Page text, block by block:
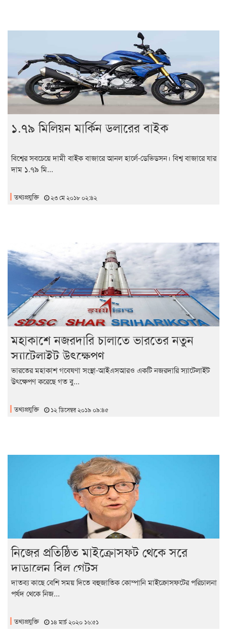
১.৭৯ মিলিয়ন মার্কিন ডলারের বাইক
বিশ্বের সবচেয়ে দামী বাইক বাজারে আনল হার্লে-ডেভিডসন। বিশ্ব বাজারে যার
দাম ১.৭৯ মি...
তথ্যপ্রযুক্তি ২৩ মে ২০১৮ ০২:৪২
মহাকাশে নজরদারি চালাতে ভারতের নতুন
স্যাটেলাইট উৎক্ষেপণ
ভারতের মহাকাশ গবেষণা সংস্থা-আইএসআরও একটি নজরদারি স্যাটেলাইট
উৎক্ষেপণ করেছে গত বু...
তথ্যপ্রযুক্তি ১২ ডিসেম্বর ২০১৯ ০৯:৪৫
নিজের প্রতিষ্ঠিত মাইক্রোসফট থেকে সরে
দাড়ালেন বিল গেটস
দাতব্য কাছে বেশি সময় দিতে বহুজাতিক কোম্পানি মাইক্রোসফটের পরিচালনা
পর্ষদ থেকে নিজ...
তথ্যপ্রযুক্তি ১৪ মার্চ ২০২০ ১৬:৫১